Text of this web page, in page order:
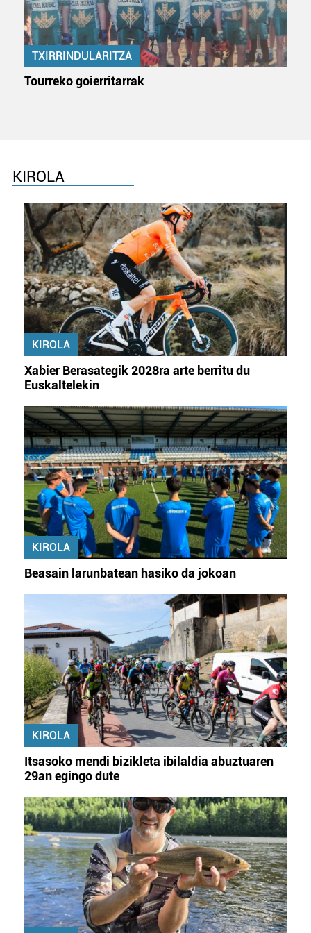
neurtzeko, jendeari buruzko informazioa biltzeko eta
produktuak garatzeko. Zure datuak nork eta zertarako
erabiltzen dituen hauta dezakezu.
interes komertzial legitimoetan babesten dira. Ikusi gure
Lortu zure datu pertsonalak prozesatzeko moduari
buruzko informazio gehiago eta ezarri zure lehentasunak
datuen atalean. Edozein unetan alda edo ken dezakezu
zure baimena Cookieen adierazpenean.
Webgune honek cookie propioak eta hirugarrenen cookie-
fitxategiak erabiltzen ditu. Zure esperientzia eta
zerbitzuak hobetzeko asmoz, cookie teknologiaz
baliatzen gara. Ohar hau onartuz gero, teknologia hori
erabiltzeko baimen esplizitua ematen diguzu.Gehiago
irakurri
TXIRRINDULARITZA
Tourreko goierritarrak
KIROLA
KIROLA
Xabier Berasategik 2028ra arte berritu du
Euskaltelekin
KIROLA
Beasain larunbatean hasiko da jokoan
KIROLA
Itsasoko mendi bizikleta ibilaldia abuztuaren
29an egingo dute